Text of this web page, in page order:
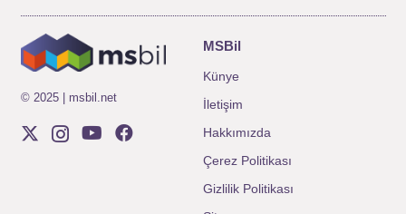
© 2025 | msbil.net
MSBil
Künye
İletişim
Hakkımızda
Çerez Politikası
Gizlilik Politikası